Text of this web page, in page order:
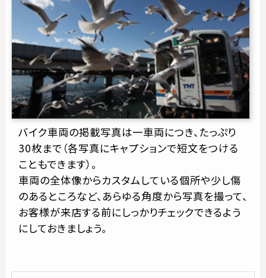
バイク車両の掲載写真は一車両につき、たっぷり
30枚まで（各写真にキャプションで短文をつける
こともできます）。
車両の全体像からカスタムしている個所や少し傷
のあるところなど、あらゆる角度から写真を撮って、
お客様が来店する前にしっかりチェックできるよう
にしておきましょう。